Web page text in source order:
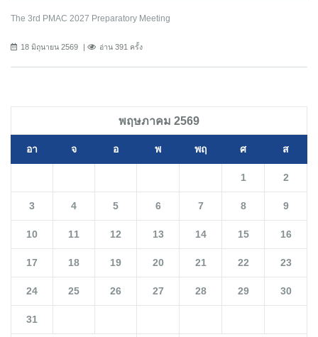
The 3rd PMAC 2027 Preparatory Meeting
18 มิถุนายน 2569 อ่าน 391 ครั้ง
พฤษภาคม 2569
อา จ อ พ พฤ ศ ส
1 2
3 4 5 6 7 8 9
10 11 12 13 14 15 16
17 18 19 20 21 22 23
24 25 26 27 28 29 30
31